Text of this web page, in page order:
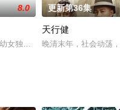
响抗日第一枪为背景。讲述了
8.0
女独孤伽罗，凭着自己的聪慧
更新第36集
天行健
晚清末年，社会动荡